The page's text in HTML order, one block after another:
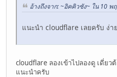
อ้างถึงจาก: ~อิคคิวซัง~ ใน 10 พ
แนะนำ cloudflare เลยครับ ง่า
cloudflare ลองเข้าไปลองดู เดี่ย
แนะนำครับ